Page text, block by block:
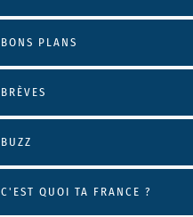
BONS PLANS
BRÈVES
BUZZ
C'EST QUOI TA FRANCE ?